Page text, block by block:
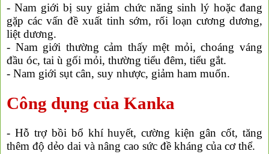
- Nam giới bị suy giảm chức năng sinh lý hoặc đang
gặp các vấn đề xuất tinh sớm, rối loạn cương dương,
liệt dương.
- Nam giới thường cảm thấy mệt mỏi, choáng váng
đầu óc, tai ù gối mỏi, thường tiểu đêm, tiểu gắt.
- Nam giới sụt cân, suy nhược, giảm ham muốn.
Công dụng của Kanka
- Hỗ trợ bồi bổ khí huyết, cường kiện gân cốt, tăng
thêm độ dẻo dai và nâng cao sức đề kháng của cơ thể.